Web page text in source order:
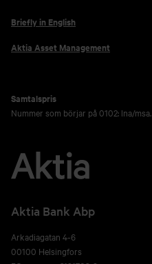
Briefly in English
Aktia Asset Management
Samtalspris
Nummer som börjar på 0102: lna/msa.
Aktia Bank Abp
Arkadiagatan 4-6
00100 Helsingfors